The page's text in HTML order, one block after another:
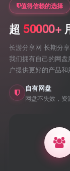
值得信赖的选择
超 50000+
长游分享网 长期分
我们拥有自己的网
户提供更好的产品和
自有网盘
网盘不失效，资